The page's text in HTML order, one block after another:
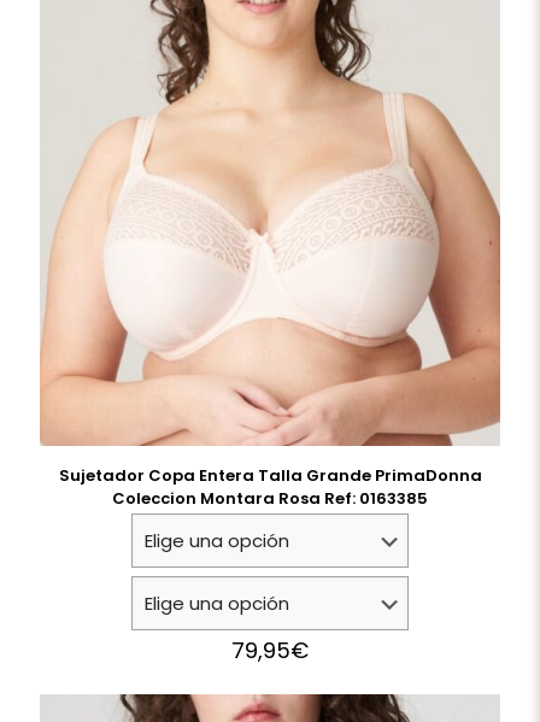
Sujetador Copa Entera Talla Grande PrimaDonna
Coleccion Montara Rosa Ref: 0163385
79,95€